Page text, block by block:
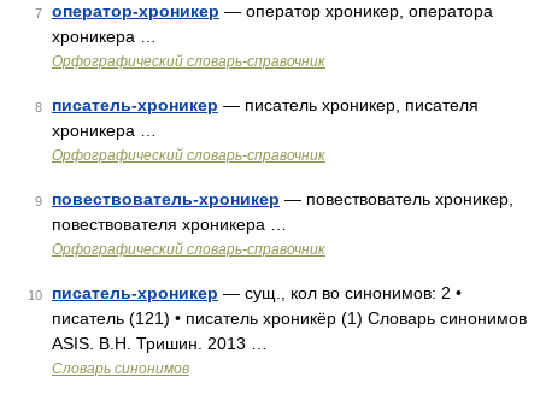
7 оператор-хроникер — оператор хроникер, оператора
хроникера …
Орфографический словарь-справочник
8 писатель-хроникер — писатель хроникер, писателя
хроникера …
Орфографический словарь-справочник
9 повествователь-хроникер — повествователь хроникер,
повествователя хроникера …
Орфографический словарь-справочник
10 писатель-хроникер — сущ., кол во синонимов: 2 •
писатель (121) • писатель хроникёр (1) Словарь синонимов
ASIS. В.Н. Тришин. 2013 …
Словарь синонимов